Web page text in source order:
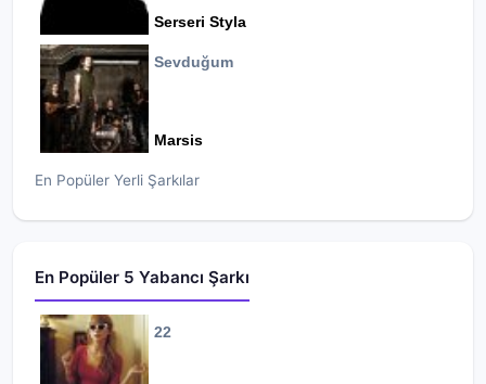
Serseri Styla
Sevduğum
Marsis
En Popüler Yerli Şarkılar
En Popüler 5 Yabancı Şarkı
22